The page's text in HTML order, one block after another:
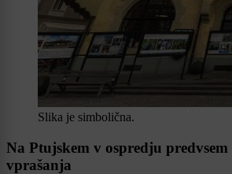
Slika je simbolična.
Na Ptujskem v ospredju
vprašanja